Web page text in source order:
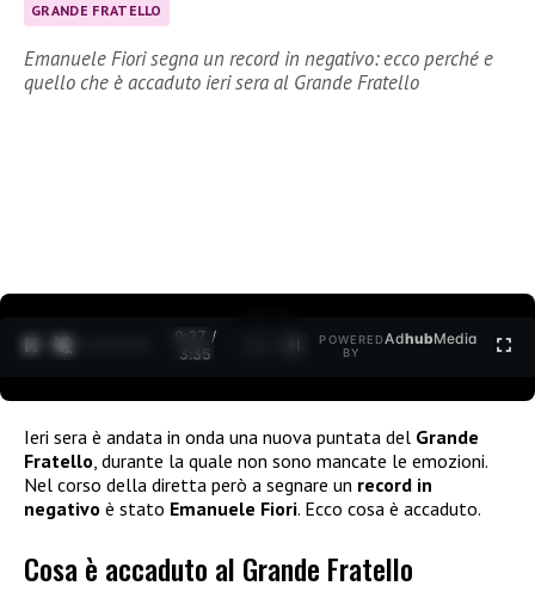
GRANDE FRATELLO
Emanuele Fiori segna un record in negativo: ecco perché e
quello che è accaduto ieri sera al Grande Fratello
0:28 /
3:35
POWERED
BY
AdhubMedia
Ieri sera è andata in onda una nuova puntata del Grande
Fratello , durante la quale non sono mancate le emozioni.
Nel corso della diretta però a segnare un record in
negativo è stato Emanuele Fiori. Ecco cosa è accaduto.
Cosa è accaduto al Grande Fratello